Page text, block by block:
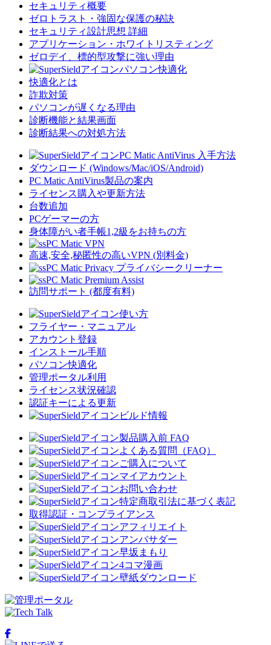
セキュリティ概要
ゼロトラスト・強固な保護の秘訣
セキュリティ設計思想 詳細
アプリケーション・ホワイトリスティング
ゼロデイ、標的型攻撃に強い理由
パソコン快適化
快適化とは
詐欺対策
パソコンが遅くなる理由
診断機能と結果画面
診断結果への対処方法
PC Matic AntiVirus 入手方法
ダウンロード (Windows/Mac/iOS/Android)
PC Matic AntiVirus製品の案内
ライセンス購入や更新方法
台数追加
PCゲーマーの方
身体障がい者手帳1,2級をお持ちの方
PC Matic VPN
高速,安全,秘匿性の高いVPN (別料金)
PC Matic Privacy プライバシークリーナー
PC Matic Premium Assist
訪問サポート (都度有料)
使い方
フライヤー・マニュアル
アカウント登録
インストール手順
パソコン快適化
管理ポータル利用
ライセンス状況確認
認証キーによる更新
ビルド情報
製品購入前 FAQ
よくある質問（FAQ）
ご購入について
マイアカウント
お問い合わせ
特定商取引法に基づく表記
取得認証・コンプライアンス
アフィリエイト
アンバサダー
早坂まもり
4コマ漫画
壁紙ダウンロード